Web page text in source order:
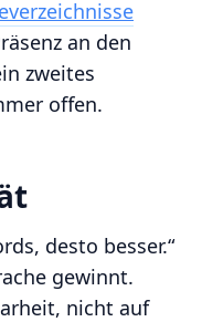
an den
zweites
offen.
desto besser.“
gewinnt.
nicht auf